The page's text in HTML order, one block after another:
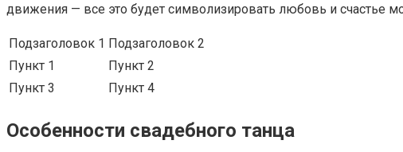
движения — все это будет символизировать любовь и
Подзаголовок 1 Подзаголовок 2
Пункт 1
Пункт 2
Пункт 3
Пункт 4
Особенности свадебного танца